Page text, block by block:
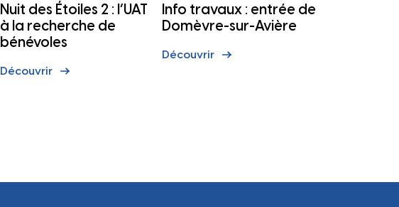
Nuit des Étoiles 2 : l’UAT
à la recherche de
bénévoles
Découvrir
Info travaux : entrée de
Domèvre-sur-Avière
Découvrir